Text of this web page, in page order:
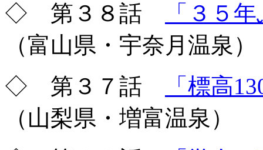
◇ 第３８話
「３５
（富山県・宇奈月温泉）
◇ 第３７話
「標高
（山梨県・増富温泉）